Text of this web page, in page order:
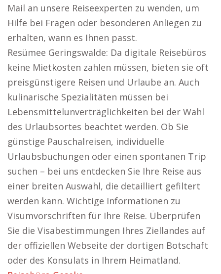
Mail an unsere Reiseexperten zu wenden, um
Hilfe bei Fragen oder besonderen Anliegen zu
erhalten, wann es Ihnen passt.
Resümee Geringswalde: Da digitale Reisebüros
keine Mietkosten zahlen müssen, bieten sie oft
preisgünstigere Reisen und Urlaube an. Auch
kulinarische Spezialitäten müssen bei
Lebensmittelunverträglichkeiten bei der Wahl
des Urlaubsortes beachtet werden. Ob Sie
günstige Pauschalreisen, individuelle
Urlaubsbuchungen oder einen spontanen Trip
suchen – bei uns entdecken Sie Ihre Reise aus
einer breiten Auswahl, die detailliert gefiltert
werden kann. Wichtige Informationen zu
Visumvorschriften für Ihre Reise. Überprüfen
Sie die Visabestimmungen Ihres Ziellandes auf
der offiziellen Webseite der dortigen Botschaft
oder des Konsulats in Ihrem Heimatland.